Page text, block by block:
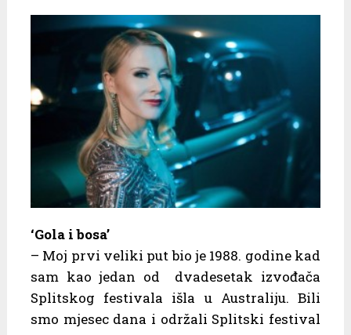
‘Gola i bosa’
– Moj prvi veliki put bio je 1988. godine kad
sam kao jedan od dvadesetak izvođača
Splitskog festivala išla u Australiju. Bili
smo mjesec dana i održali Splitski festival